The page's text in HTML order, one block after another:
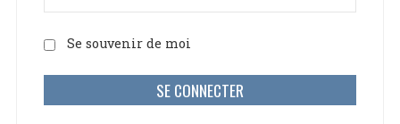
Se souvenir de moi